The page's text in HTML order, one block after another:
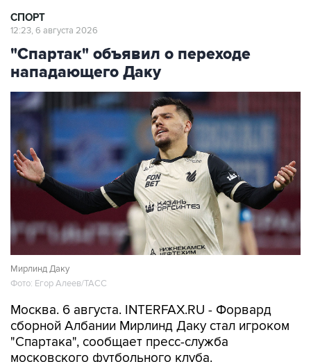
СПОРТ
12:23, 6 августа 2026
"Спартак" объявил о переходе
нападающего Даку
Мирлинд Даку
Фото: Егор Алеев/ТАСС
Москва. 6 августа. INTERFAX.RU - Форвард
сборной Албании Мирлинд Даку стал игроком
"Спартака", сообщает пресс-служба
московского футбольного клуба.